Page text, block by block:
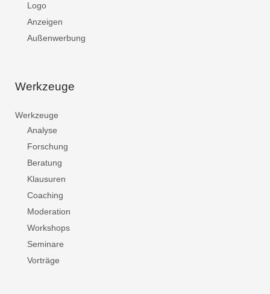
Logo
Anzeigen
Außenwerbung
Werkzeuge
Werkzeuge
Analyse
Forschung
Beratung
Klausuren
Coaching
Moderation
Workshops
Seminare
Vorträge